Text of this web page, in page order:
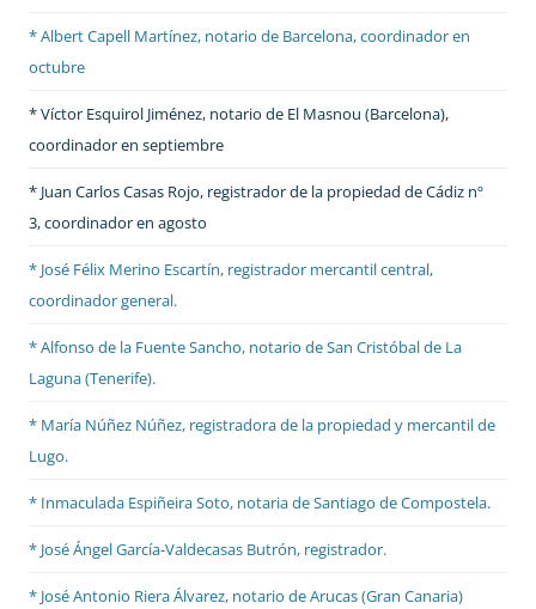
* Albert Capell Martínez, notario de Barcelona, coordinador en
octubre
* Víctor Esquirol Jiménez, notario de El Masnou (Barcelona),
coordinador en septiembre
* Juan Carlos Casas Rojo, registrador de la propiedad de Cádiz nº
3, coordinador en agosto
* José Félix Merino Escartín, registrador mercantil central,
coordinador general.
* Alfonso de la Fuente Sancho, notario de San Cristóbal de La
Laguna (Tenerife).
* María Núñez Núñez, registradora de la propiedad y mercantil de
Lugo.
* Inmaculada Espiñeira Soto, notaria de Santiago de Compostela.
* José Ángel García-Valdecasas Butrón, registrador.
* José Antonio Riera Álvarez, notario de Arucas (Gran Canaria)